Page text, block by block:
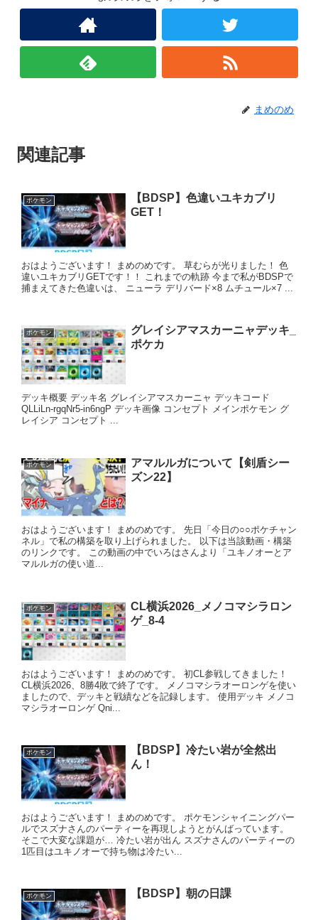
まめのめ
関連記事
ポケモン
【BDSP】色違いユキカブリ
GET！
おはようございます！ まめのめです。 草むらが光りました！ 色
違いユキカブリGETです！！ これまでの軌跡 今まで私がBDSPで
捕まえてきた色違いは、 ニューラ デリバード×8 ムチュール×7 ...
ポケモン
グレイシアマスカーニャデッキ_
ポケカ
デッキ概要 デッキ名 グレイシアマスカーニャ デッキコード
QLLiLn-rgqNr5-in6ngP デッキ画像 コンセプト メインポケモン グ
レイシア コンセプト ...
ポケモン
アマルルガについて【剣盾シー
ズン22】
おはようございます！ まめのめです。 先日「今日の○○ポケチャン
ネル」で私の構築を取り上げられました。 以下は当該動画・構築
のリンクです。 この動画の中でいろはさんより「ユキノオーとア
マルルガの使い道...
ポケモン
CL横浜2026_メノコマシラロン
ゲ_8-4
おはようございます！ まめのめです。 初CL参戦してきました！
CL横浜2026、8勝4敗で終了です。 メノコマシラオーロンゲを使い
ましたので、デッキと戦績などを記録します。 使用デッキ メノコ
マシラオーロンゲ Qni...
ポケモン
【BDSP】冷たい岩が全然出
ん！
おはようございます！ まめのめです。 ポケモンシャイニングパー
ルでスズナさんのパーティーを再現しようとがんばっています。
そこで大変な課題が… 冷たい岩が出ん スズナさんのパーティーの
1匹目はユキノオーで持ち物は冷たい...
ポケモン 【BDSP】朝の日課